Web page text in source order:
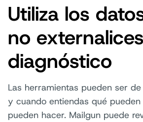
Utiliza los
no
diagnóstico
Las herramientas pueden ser
y cuando entiendas qué
pueden hacer. Mailgun puede